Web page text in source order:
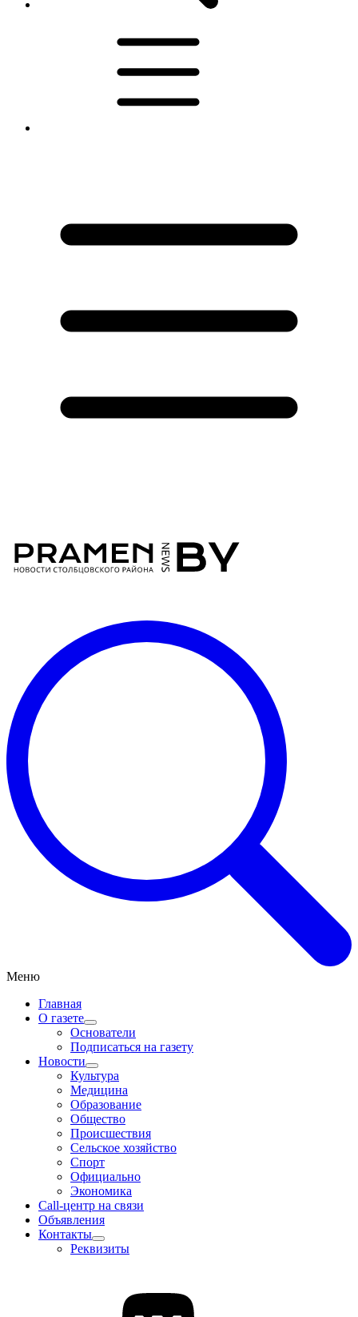
Меню
Главная
О газете
Основатели
Подписаться на газету
Новости
Культура
Медицина
Образование
Общество
Происшествия
Сельское хозяйство
Спорт
Официально
Экономика
Call-центр на связи
Объявления
Контакты
Реквизиты